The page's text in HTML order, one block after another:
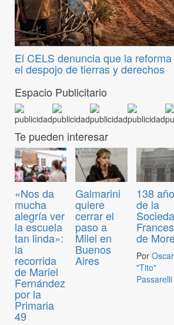
El CELS denuncia que la
el despojo de tierras y derechos
Espacio Publicitario
Te pueden interesar
«Nos da
mucha
alegría ver
la escuela
tan linda»:
la
recorrida
de Mariel
Fernández
por la
Primaria
49
Galmarini
quiere
cerrar el
paso a
Milei en
Buenos
Aires
138
de la
de
Por Oscar
"Tito"
Passarelli